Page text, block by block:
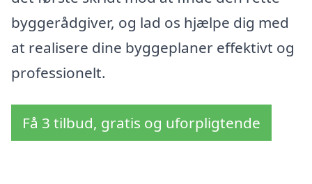
byggerådgiver, og lad os hjælpe dig med
at realisere dine byggeplaner effektivt og
professionelt.
Få 3 tilbud, gratis og uforpligtende